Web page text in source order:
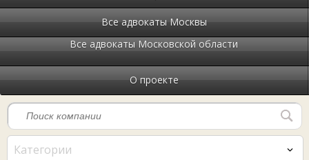
Все адвокаты Москвы
Все адвокаты Московской области
О проекте
Категории